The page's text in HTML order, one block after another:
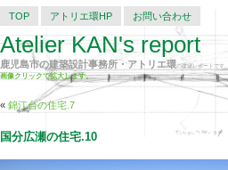
TOP アトリエ環HP お問い合わせ
Atelier KAN's report
鹿児島市の建築設計事務所・アトリエ環の建築レポートです。
画像クリックで拡大します。
« 錦江台の住宅.7
国分広瀬の住宅.10